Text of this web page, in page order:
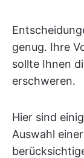
genug. Ihre
sollte Ihnen
erschweren.
Hier sind
Auswahl